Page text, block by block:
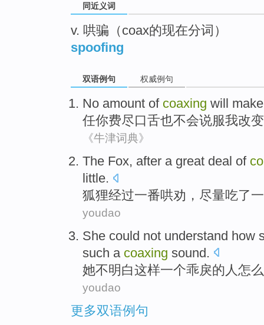
同近义词
v. 哄骗（coax的现在分词）
spoofing
双语例句 权威例句
No amount of coaxing will
任你费尽口舌也不会说服我改变
《牛津词典》
The Fox, after a great deal of
little.
狐狸经过一番哄劝 ， 尽量吃了
youdao
She could not understand how
such a coaxing sound.
她不明白这样一个乖戾的 人 怎么
youdao
更多双语例句